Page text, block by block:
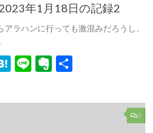
年1月18日の記録2
ラハンに行っても激混みだろうし、
Hatena
LineEvernote
0